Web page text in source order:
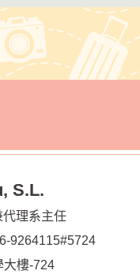
S.L.
代理系主任
9264115#5724
大樓-724